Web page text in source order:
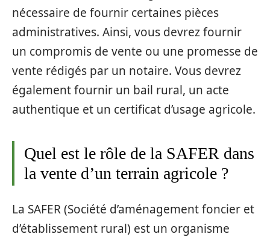
nécessaire de fournir certaines pièces
administratives. Ainsi, vous devrez fournir
un compromis de vente ou une promesse de
vente rédigés par un notaire. Vous devrez
également fournir un bail rural, un acte
authentique et un certificat d’usage agricole.
Quel est le rôle de la SAFER dans
la vente d’un terrain agricole ?
La SAFER (Société d’aménagement foncier et
d’établissement rural) est un organisme